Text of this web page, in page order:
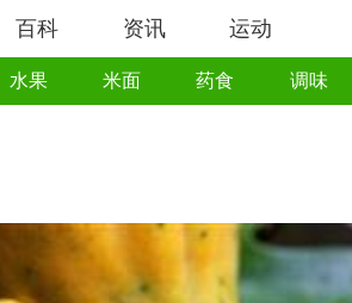
百科 资讯 运动
水果 米面 药食 调味